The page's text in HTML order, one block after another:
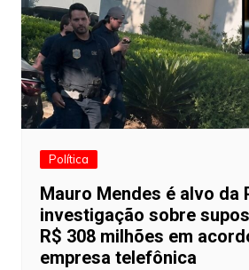
Política
Mauro Mendes é alvo da
investigação sobre
R$ 308 milhões em
empresa telefônica